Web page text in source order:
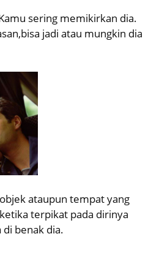
sering memikirkan dia.
jadi atau mungkin dia
ataupun tempat yang
terpikat pada dirinya
benak dia.